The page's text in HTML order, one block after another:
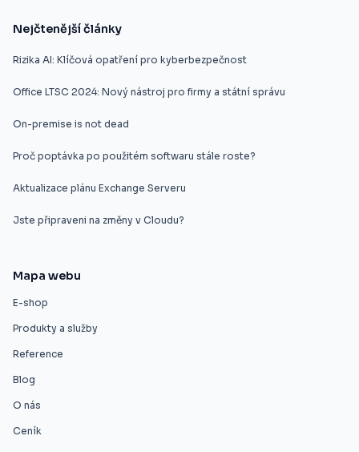
Nejčtenější články
Rizika AI: Klíčová opatření pro kyberbezpečnost
Office LTSC 2024: Nový nástroj pro firmy a státní správu
On-premise is not dead
Proč poptávka po použitém softwaru stále roste?
Aktualizace plánu Exchange Serveru
Jste připraveni na změny v Cloudu?
Mapa webu
E-shop
Produkty a služby
Reference
Blog
O nás
Ceník